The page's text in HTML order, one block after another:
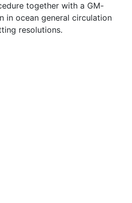
together with a GM-
in ocean general circulation
resolutions.